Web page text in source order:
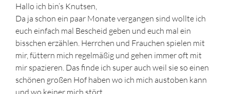
Hallo ich bin’s Knutsen,
Da ja schon ein paar Monate vergangen sind wollte ich
euch einfach mal Bescheid geben und euch mal ein
bisschen erzählen. Herrchen und Frauchen spielen mit
mir, füttern mich regelmäßig und gehen immer oft mit
mir spazieren. Das finde ich super auch weil sie so einen
schönen großen Hof haben wo ich mich austoben kann
und wo keiner mich stört.